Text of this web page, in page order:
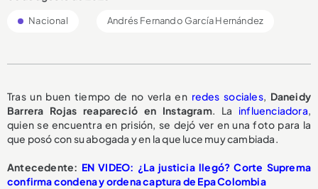
Nacional Andrés Fernando García Hernández
Tras un buen tiempo de no verla en redes sociales, Daneidy
Barrera Rojas reapareció en Instagram. La influenciadora,
quien se encuentra en prisión, se dejó ver en una foto para la
que posó con su abogada y en la que luce muy cambiada.
Antecedente: EN VIDEO: ¿La justicia llegó? Corte Suprema
confirma condena y ordena captura de Epa Colombia